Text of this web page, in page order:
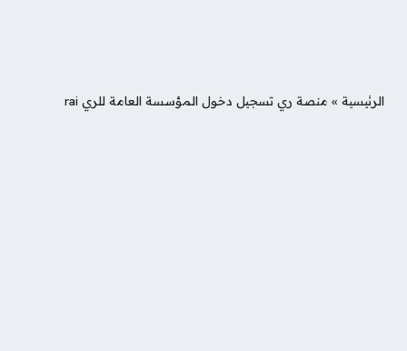
الرئيسية » منصة ري تسجيل دخول المؤسسة العامة للري rai